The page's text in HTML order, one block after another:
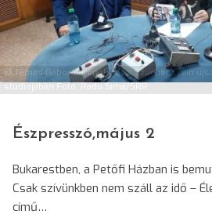
© Tamás Gábor dalénekes és Szucher Ervin
stúdiójában Fotó: Radu Sima/SRR
Észpresszó,május 2
Bukarestben, a Petőfi Házban is
Csak szívünkben nem száll az idő –
című…